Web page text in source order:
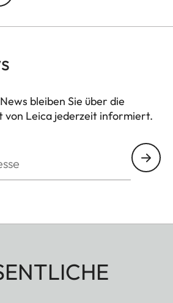
bleiben Sie über die
von Leica jederzeit informiert.